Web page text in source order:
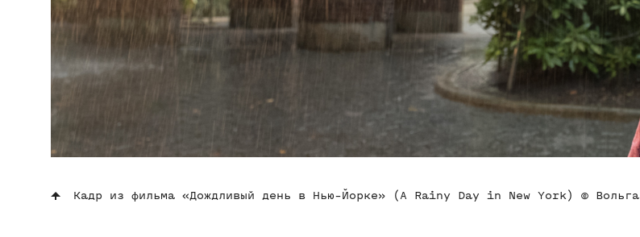
Кадр из фильма «Дождливый день в Нью-Йорке» (A Rainy Day in New York) © Вольга